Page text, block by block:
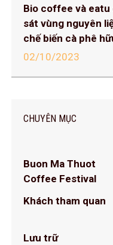
Bio coffee và
sát vùng nguyên
chế biến cà phê
02/10/2023
CHUYÊN MỤC
Buon Ma Thuot
Coffee Festival
Khách tham quan
Lưu trữ